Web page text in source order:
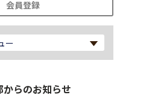
会員登録
ー
からのお知らせ